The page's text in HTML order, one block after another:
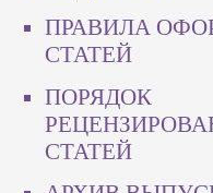
ПРАВИЛА
СТАТЕЙ
ПОРЯДОК
СТАТЕЙ